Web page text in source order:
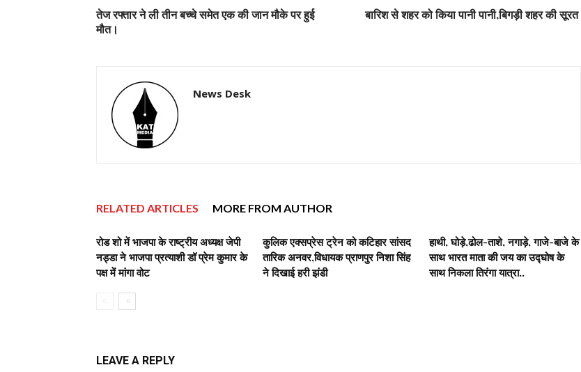
तेज रफ्तार ने ली तीन बच्चे समेत एक की जान मौके पर हुई
मौत।
बारिश से शहर को किया पानी पानी,बिगड़ी शहर की सूरत
News Desk
RELATED ARTICLES MORE FROM AUTHOR
रोड शो में भाजपा के राष्ट्रीय अध्यक्ष जेपी
नड्डा ने भाजपा प्रत्याशी डॉ प्रेम कुमार के
पक्ष में मांगा वोट
कुलिक एक्सप्रेस ट्रेन को कटिहार सांसद
तारिक अनवर,विधायक प्राणपुर निशा सिंह
ने दिखाई हरी झंडी
हाथी, घोड़े,ढोल-ताशे, नगाड़े, गाजे-बाजे के
साथ भारत माता की जय का उद्घोष के
साथ निकला तिरंगा यात्रा..
LEAVE A REPLY